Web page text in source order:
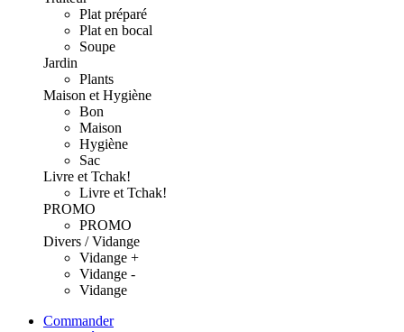
Plat préparé
Plat en bocal
Soupe
Jardin
Plants
Maison et Hygiène
Bon
Maison
Hygiène
Sac
Livre et Tchak!
Livre et Tchak!
PROMO
PROMO
Divers / Vidange
Vidange +
Vidange -
Vidange
Commander